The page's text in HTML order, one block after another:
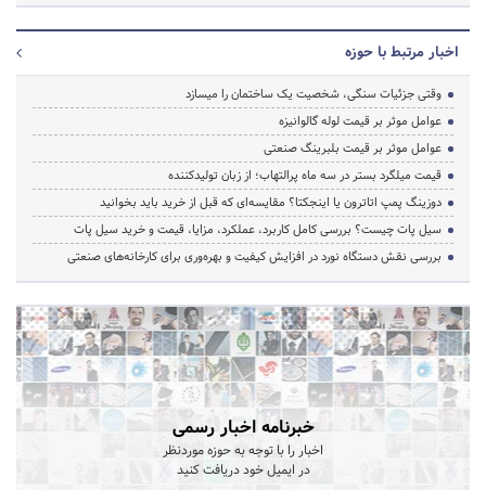
اخبار مرتبط با حوزه
وقتی جزئیات سنگی، شخصیت یک ساختمان را میسازد
عوامل موثر بر قیمت لوله گالوانیزه
عوامل موثر بر قیمت بلبرینگ صنعتی
قیمت میلگرد بستر در سه ماه پرالتهاب؛ از زبان تولیدکننده
دوزینگ پمپ اتاترون یا اینجکتا؟ مقایسه‌ای که قبل از خرید باید بخوانید
سیل پات چیست؟ بررسی کامل کاربرد، عملکرد، مزایا، قیمت و خرید سیل پات
بررسی نقش دستگاه نورد در افزایش کیفیت و بهره‌وری برای کارخانه‌های صنعتی
خبرنامه اخبار رسمی
اخبار را با توجه به حوزه موردنظر
در ایمیل خود دریافت کنید